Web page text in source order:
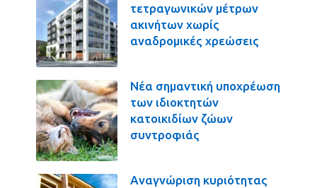
τετραγωνικών μέτρων
ακινήτων χωρίς
αναδρομικές χρεώσεις
Νέα σημαντική υποχρέωση
των ιδιοκτητών
κατοικιδίων ζώων
συντροφιάς
Αναγνώριση κυριότητας